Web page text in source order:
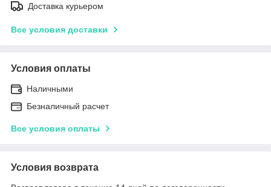
Доставка курьером
Все условия доставки
Условия оплаты
Наличными
Безналичный расчет
Все условия оплаты
Условия возврата